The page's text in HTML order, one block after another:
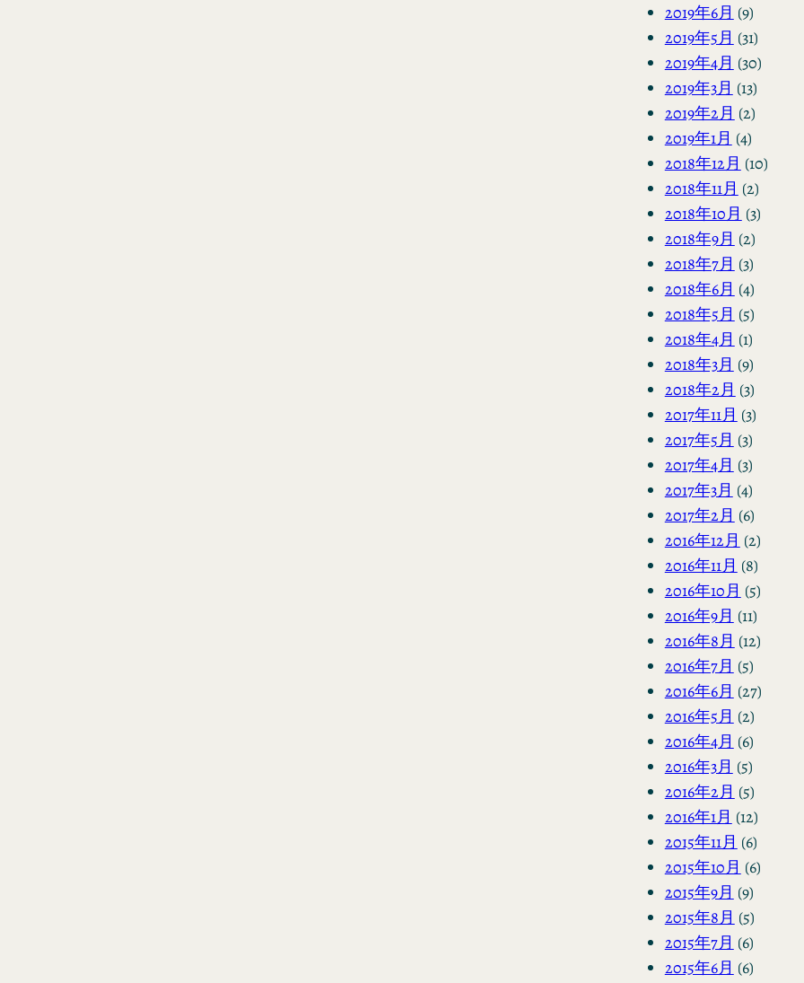
2019年6月 (9)
2019年5月 (31)
2019年4月 (30)
2019年3月 (13)
2019年2月 (2)
2019年1月 (4)
2018年12月 (10)
2018年11月 (2)
2018年10月 (3)
2018年9月 (2)
2018年7月 (3)
2018年6月 (4)
2018年5月 (5)
2018年4月 (1)
2018年3月 (9)
2018年2月 (3)
2017年11月 (3)
2017年5月 (3)
2017年4月 (3)
2017年3月 (4)
2017年2月 (6)
2016年12月 (2)
2016年11月 (8)
2016年10月 (5)
2016年9月 (11)
2016年8月 (12)
2016年7月 (5)
2016年6月 (27)
2016年5月 (2)
2016年4月 (6)
2016年3月 (5)
2016年2月 (5)
2016年1月 (12)
2015年11月 (6)
2015年10月 (6)
2015年9月 (9)
2015年8月 (5)
2015年7月 (6)
2015年6月 (6)